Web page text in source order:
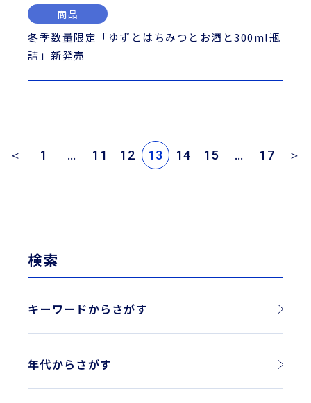
検索
キーワードからさがす
年代からさがす
商品
冬季数量限定「ゆずとはちみつとお酒と300ml瓶
詰」新発売
＜ 1 … 11 12 13 14 15 … 17 ＞